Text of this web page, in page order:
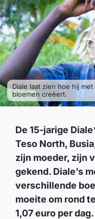
Diale laat zien hoe hij
bloemen creëert.
De 15-jarige
Teso North,
zijn moeder, zijn
gekend. Diale’s
verschillende
moeite om rond
1,07 euro per